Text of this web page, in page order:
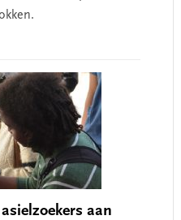
aan